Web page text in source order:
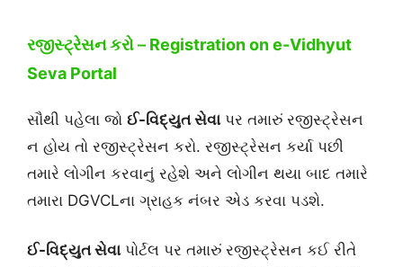
રજીસ્ટ્રેસન કરો – Registration on e-Vidhyut
Seva Portal
સૌથી પહેલા જો ઈ-વિદ્યુત સેવાપર તમારું રજીસ્ટ્રેસન
ન હોય તો રજીસ્ટ્રેસન કરો. રજીસ્ટ્રેસન કર્યા પછી
તમારે લોગીન કરવાનું રહેશે અને લોગીન થયા બાદ તમારે
તમારા DGVCLના ગ્રાહક નંબર એડ કરવા પડશે.
ઈ-વિદ્યુત સેવાપોર્ટલ પર તમારું રજીસ્ટ્રેસન કઈ રીતે